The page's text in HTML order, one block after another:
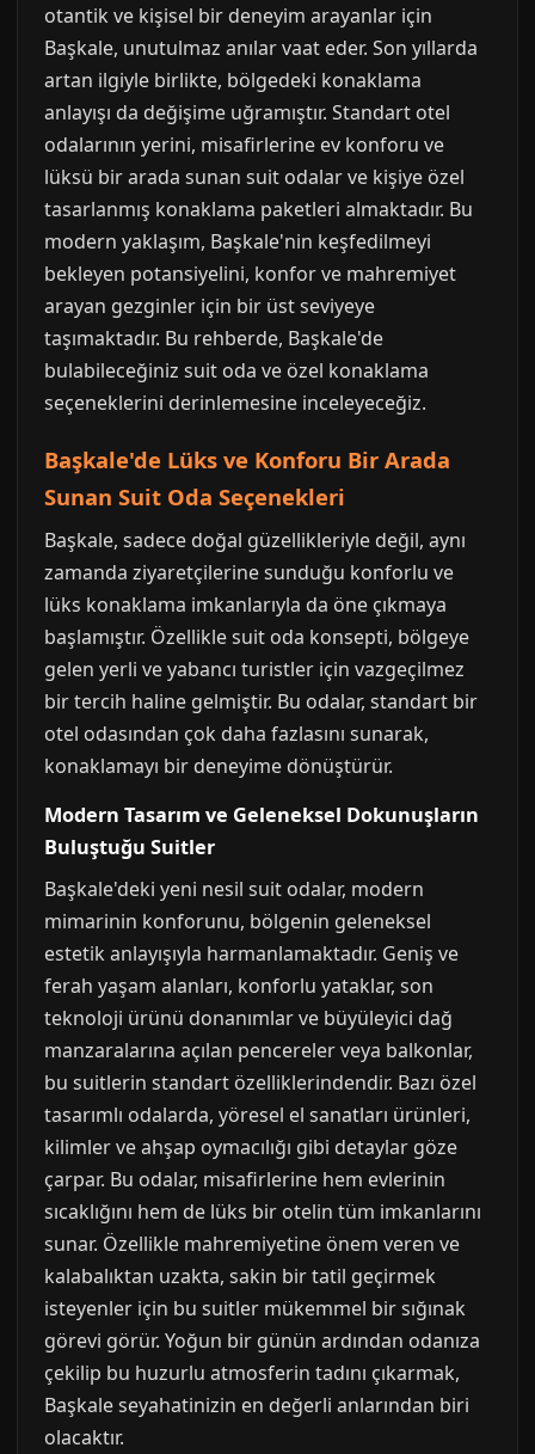
otantik ve kişisel bir deneyim arayanlar için
Başkale, unutulmaz anılar vaat eder. Son yıllarda
artan ilgiyle birlikte, bölgedeki konaklama
anlayışı da değişime uğramıştır. Standart otel
odalarının yerini, misafirlerine ev konforu ve
lüksü bir arada sunan suit odalar ve kişiye özel
tasarlanmış konaklama paketleri almaktadır. Bu
modern yaklaşım, Başkale'nin keşfedilmeyi
bekleyen potansiyelini, konfor ve mahremiyet
arayan gezginler için bir üst seviyeye
taşımaktadır. Bu rehberde, Başkale'de
bulabileceğiniz suit oda ve özel konaklama
seçeneklerini derinlemesine inceleyeceğiz.
Başkale'de Lüks ve Konforu Bir Arada
Sunan Suit Oda Seçenekleri
Başkale, sadece doğal güzellikleriyle değil, aynı
zamanda ziyaretçilerine sunduğu konforlu ve
lüks konaklama imkanlarıyla da öne çıkmaya
başlamıştır. Özellikle suit oda konsepti, bölgeye
gelen yerli ve yabancı turistler için vazgeçilmez
bir tercih haline gelmiştir. Bu odalar, standart bir
otel odasından çok daha fazlasını sunarak,
konaklamayı bir deneyime dönüştürür.
Modern Tasarım ve Geleneksel Dokunuşların
Buluştuğu Suitler
Başkale'deki yeni nesil suit odalar, modern
mimarinin konforunu, bölgenin geleneksel
estetik anlayışıyla harmanlamaktadır. Geniş ve
ferah yaşam alanları, konforlu yataklar, son
teknoloji ürünü donanımlar ve büyüleyici dağ
manzaralarına açılan pencereler veya balkonlar,
bu suitlerin standart özelliklerindendir. Bazı özel
tasarımlı odalarda, yöresel el sanatları ürünleri,
kilimler ve ahşap oymacılığı gibi detaylar göze
çarpar. Bu odalar, misafirlerine hem evlerinin
sıcaklığını hem de lüks bir otelin tüm imkanlarını
sunar. Özellikle mahremiyetine önem veren ve
kalabalıktan uzakta, sakin bir tatil geçirmek
isteyenler için bu suitler mükemmel bir sığınak
görevi görür. Yoğun bir günün ardından odanıza
çekilip bu huzurlu atmosferin tadını çıkarmak,
Başkale seyahatinizin en değerli anlarından biri
olacaktır.